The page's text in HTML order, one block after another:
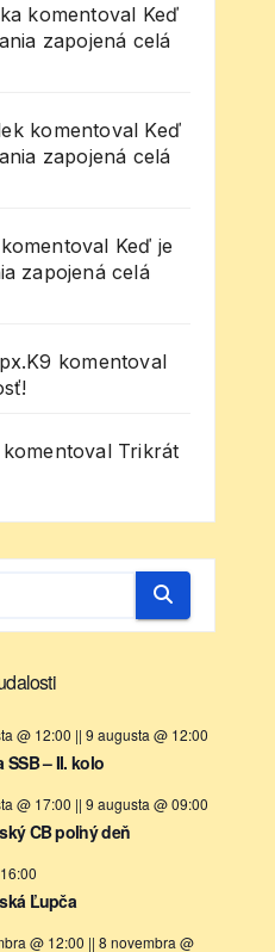
komentoval Keď
zapojená celá
komentoval Keď
zapojená celá
komentoval Keď je
zapojená celá
komentoval
komentoval Trikrát
@ 12:00 || 9 augusta @ 12:00
SSB – II. kolo
@ 17:00 || 9 augusta @ 09:00
CB poľný deň
16:00
Ľupča
@ 12:00 || 8 novembra @